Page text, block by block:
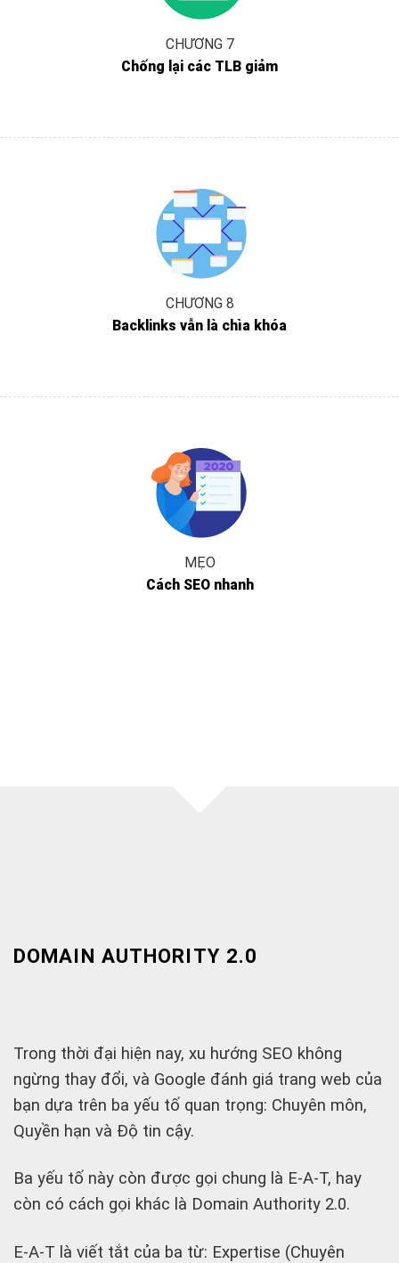
CHƯƠNG 7
Chống lại các TLB giảm
CHƯƠNG 8
Backlinks vẫn là chìa khóa
MẸO
Cách SEO nhanh
DOMAIN AUTHORITY 2.0
Trong thời đại hiện nay, xu hướng SEO không
ngừng thay đổi, và Google đánh giá trang web của
bạn dựa trên ba yếu tố quan trọng: Chuyên môn,
Quyền hạn và Độ tin cậy.
Ba yếu tố này còn được gọi chung là E-A-T, hay
còn có cách gọi khác là Domain Authority 2.0.
E-A-T là viết tắt của ba từ: Expertise (Chuyên